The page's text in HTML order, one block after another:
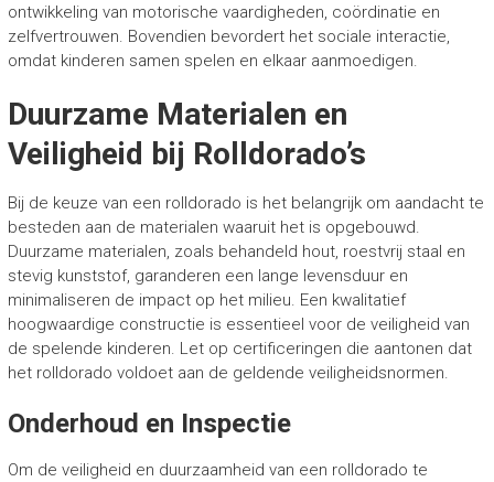
ontwikkeling van motorische vaardigheden, coördinatie en
zelfvertrouwen. Bovendien bevordert het sociale interactie,
omdat kinderen samen spelen en elkaar aanmoedigen.
Duurzame Materialen en
Veiligheid bij Rolldorado’s
Bij de keuze van een rolldorado is het belangrijk om aandacht te
besteden aan de materialen waaruit het is opgebouwd.
Duurzame materialen, zoals behandeld hout, roestvrij staal en
stevig kunststof, garanderen een lange levensduur en
minimaliseren de impact op het milieu. Een kwalitatief
hoogwaardige constructie is essentieel voor de veiligheid van
de spelende kinderen. Let op certificeringen die aantonen dat
het rolldorado voldoet aan de geldende veiligheidsnormen.
Onderhoud en Inspectie
Om de veiligheid en duurzaamheid van een rolldorado te